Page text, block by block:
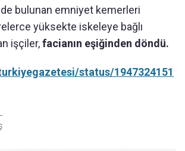
bulunan emniyet kemerleri
yüksekte iskeleye bağlı
işçiler,facianın eşiğinden döndü.
status/1947324151